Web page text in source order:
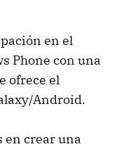
en el
Phone con una
ofrece el
Android.
en crear una